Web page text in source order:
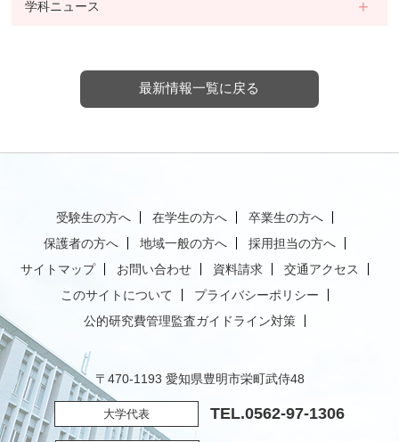
学科ニュース
最新情報一覧に戻る
受験生の方へ 在学生の方へ
卒業生の方へ
保護者の方へ
地域一般の方へ
採用担当の方へ
サイトマップ
お問い合わせ 資料請求
交通アクセス
このサイトについて
プライバシーポリシー
公的研究費管理監査ガイドライン対策
〒470-1193 愛知県豊明市栄町武侍48
大学代表 TEL.0562-97-1306